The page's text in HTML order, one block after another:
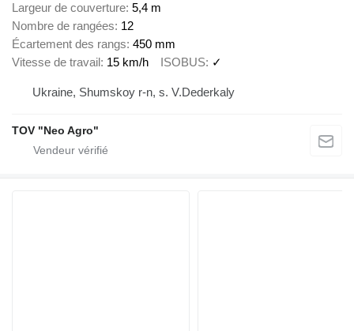
Largeur de couverture 5,4 m
Nombre de rangées 12
Écartement des rangs 450 mm
Vitesse de travail 15 km/h ISOBUS ✓
Ukraine, Shumskoy r-n, s. V.Dederkaly
TOV "Neo Agro"